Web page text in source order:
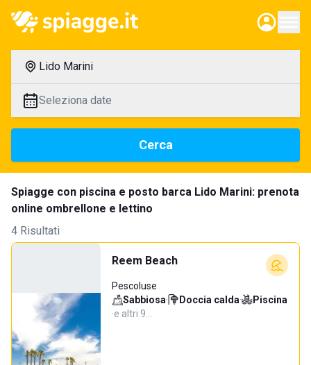
Lido Marini
Seleziona date
Cerca
Spiagge con piscina e posto barca Lido Marini: prenota
online ombrellone e lettino
4 Risultati
Reem Beach
Pescoluse
Sabbiosa· Doccia calda·
Piscina
·e altri 9…